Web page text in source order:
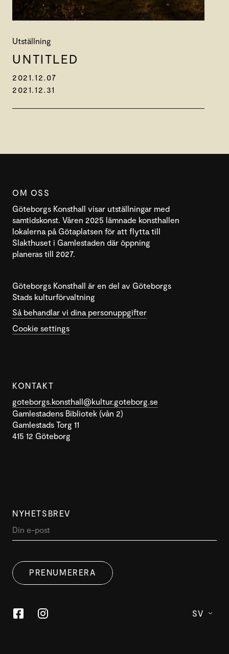
Utställning
UNTITLED
2021.12.07
2021.12.31
OM OSS
Göteborgs Konsthall visar utställningar med
samtidskonst. Våren 2025 lämnade konsthallen
lokalerna på Götaplatsen för att flytta till
Slakthuset i Gamlestaden där öppning
planeras till 2027.
Göteborgs Konsthall är en del av Göteborgs
Stads kulturförvaltning
Så behandlar vi dina personuppgifter
Cookie settings
KONTAKT
goteborgs.konsthall@kultur.goteborg.se
Gamlestadens Bibliotek (vån 2)
Gamlestads Torg 11
415 12 Göteborg
NYHETSBREV
PRENUMERERA
SV
COOKIES
webbplats samtycker du till alla cookies i enlighet med
vår cookiepolicy.